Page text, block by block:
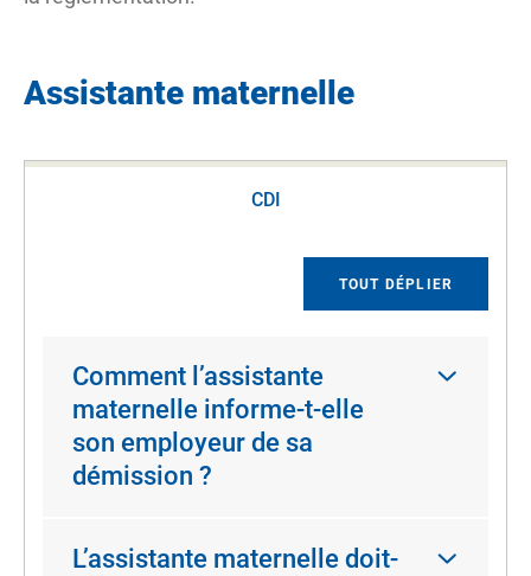
Assistante maternelle
CDI
TOUT DÉPLIER
Comment l’assistante
maternelle informe-t-elle
son employeur de sa
démission ?
L’assistante maternelle doit-